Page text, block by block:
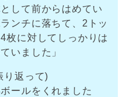
して前からはめてい
ンチに落ちて、2トッ
枚に対してしっかりは
いました」
り返って)
ールをくれました